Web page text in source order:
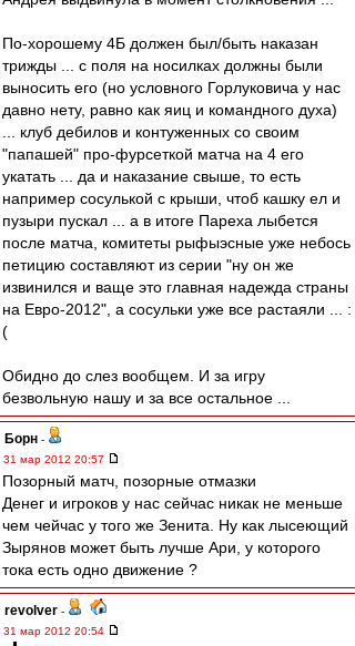
По-хорошему 4Б должен был/быть наказан
трижды ... с поля на носилках должны были
выносить его (но условного Горлуковича у нас
давно нету, равно как яиц и командного духа)
... клуб дебилов и контуженных со своим
"папашей" про-фурсеткой матча на 4 его
укатать ... да и наказание свыше, то есть
например сосулькой с крыши, чтоб кашку ел и
пузыри пускал ... а в итоге Пареха лыбется
после матча, комитеты рыфыэсные уже небось
петицию составляют из серии "ну он же
извинился и ваще это главная надежда страны
на Евро-2012", а сосульки уже все растаяли ... :
(
Обидно до слез вообщем. И за игру
безвольную нашу и за все остальное ...
Борн -
31 мар 2012 20:57
Позорный матч, позорные отмазки
Денег и игроков у нас сейчас никак не меньше
чем чейчас у того же Зенита. Ну как лысеющий
Зырянов может быть лучше Ари, у которого
тока есть одно движение ?
revolver -
31 мар 2012 20:54